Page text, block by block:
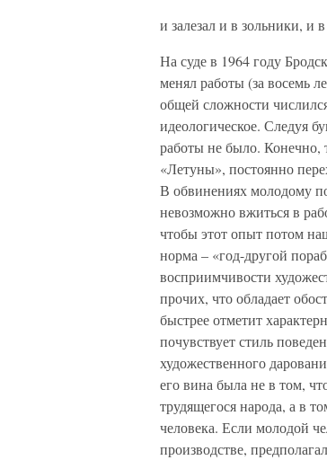
и залезал и в зольники, и
На суде в 1964 году
менял работы (за восемь
общей сложности
идеологическое. Следуя
работы не было. Конечно,
«Летуны», постоянно
В обвинениях молодому
невозможно вжиться в
чтобы этот опыт потом
норма – «год-другой
восприимчивости
прочих, что обладает
быстрее отметит
почувствует стиль
художественного
его вина была не в том,
трудящегося народа, а в
человека. Если молодой
производстве,